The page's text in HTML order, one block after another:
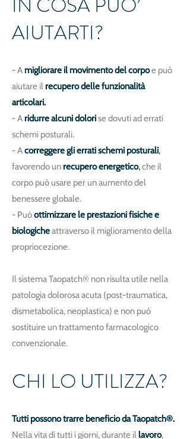
AIUTARTI?
- A migliorare il movimento del corpoe può
aiutare il recupero delle funzionalità
articolari.
- A ridurre alcuni dolorise dovuti ad errati
schemi posturali.
- Acorreggere gli errati schemi posturali,
favorendo un recupero energetico,che il
corpo può usare per un aumento del
benessere globale.
- Puòottimizzare le prestazioni fisiche e
biologicheattraverso il miglioramento della
propriocezione.
Il sistema Taopatch® non risulta utile nella
patologia dolorosa acuta (post-traumatica,
dismetabolica, neoplastica) e non può
sostituire un trattamento farmacologico
convenzionale.
CHI LO UTILIZZA?
Tutti possono trarre beneficio da Taopatch®.
Nella vita di tutti i giorni, durante illavoro,